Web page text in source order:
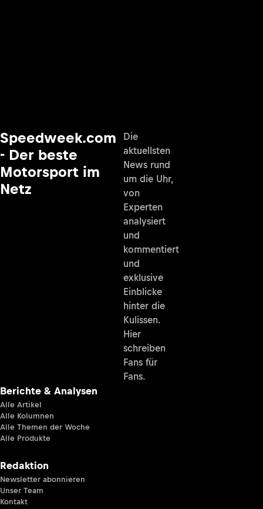
Speedweek.com
- Der beste
Motorsport im
Netz
Die
aktuellsten
News rund
um die Uhr,
von
Experten
analysiert
und
kommentiert
und
exklusive
Einblicke
hinter die
Kulissen.
Hier
schreiben
Fans für
Fans.
Berichte & Analysen
Alle Artikel
Alle Kolumnen
Alle Themen der Woche
Alle Produkte
Redaktion
Newsletter abonnieren
Unser Team
Kontakt